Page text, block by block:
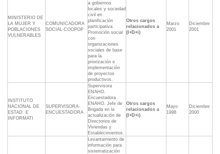
MINISTERIO DE
LA MUJER Y
POBLACIONES
VULNERABLES
COMUNICADORA
SOCIAL-COOPOP
a gobiernos
locales y sociedad
civil en
planificación
participativa.
Promoción social
con
organizaciones
sociales de base
para la
priorización e
implementación
de proyectos
productivos.
Otros cargos
relacionados a
(I+D+i)
Marzo
2001
Diciembre
2001
INSTITUTO
NACIONAL DE
ESTAD. E
INFORMATI
SUPERVISORA-
ENCUESTADORA
Supervisora
ENAHO.
Encuestadora
ENAHO. Jefe de
Brigada en la
actualización de
Directorios de
Viviendas y
Establecimientos.
Otros cargos
relacionados a
(I+D+i)
Mayo
1998
Diciembre
2000
Levantamiento de
información para
sistematización